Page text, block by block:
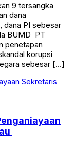
9 tersangka
dana
dana PI sebesar
BUMD PT
penetapan
korupsi
sebesar […]